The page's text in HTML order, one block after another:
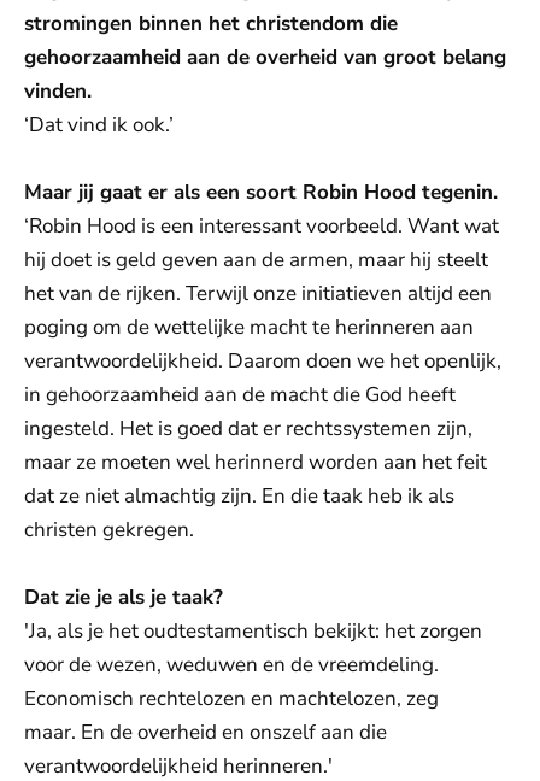
stromingen binnen het christendom die
gehoorzaamheid aan de overheid van groot belang
vinden.
‘Dat vind ik ook.’
Maar jij gaat er als een soort Robin Hood tegenin.
‘Robin Hood is een interessant voorbeeld. Want wat
hij doet is geld geven aan de armen, maar hij steelt
het van de rijken. Terwijl onze initiatieven altijd een
poging om de wettelijke macht te herinneren aan
verantwoordelijkheid. Daarom doen we het openlijk,
in gehoorzaamheid aan de macht die God heeft
ingesteld. Het is goed dat er rechtssystemen zijn,
maar ze moeten wel herinnerd worden aan het feit
dat ze niet almachtig zijn. En die taak heb ik als
christen gekregen.
Dat zie je als je taak?
'Ja, als je het oudtestamentisch bekijkt: het zorgen
voor de wezen, weduwen en de vreemdeling.
Economisch rechtelozen en machtelozen, zeg
maar. En de overheid en onszelf aan die
verantwoordelijkheid herinneren.'